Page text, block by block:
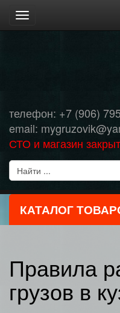
Toggle
navigation
телефон: +7 (906)
email:
СТО и магазин
КАТАЛОГ
Правила
грузов в